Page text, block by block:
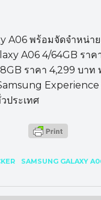
A06 พร้อมจัดจำหน่า
A06 4/64GB ราค
ราคา 4,299 บาท
ประเทศ
SAMSUNG GALAXY